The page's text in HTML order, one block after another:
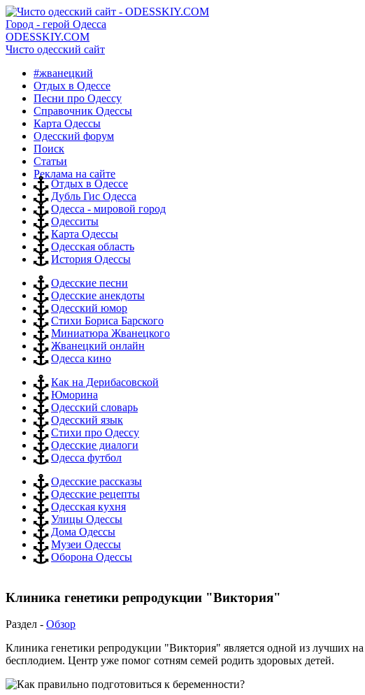
Город - герой Одесса
ODESSKIY.COM
Чисто одесский сайт
#жванецкий
Отдых в Одессе
Песни про Одессу
Справочник Одессы
Карта Одессы
Одесский форум
Поиск
Статьи
Реклама на сайте
Отдых в Одессе
Дубль Гис Одесса
Одесса - мировой город
Одесситы
Карта Одессы
Одесская область
История Одессы
Одесские песни
Одесские анекдоты
Одесский юмор
Стихи Бориса Барского
Миниатюра Жванецкого
Жванецкий онлайн
Одесса кино
Как на Дерибасовской
Юморина
Одесский словарь
Одесский язык
Стихи про Одессу
Одесские диалоги
Одесса футбол
Одесские рассказы
Одесские рецепты
Одесская кухня
Улицы Одессы
Дома Одессы
Музеи Одессы
Оборона Одессы
Клиника генетики репродукции "Виктория"
Раздел - Обзор
Клиника генетики репродукции "Виктория" является одной из лучших
бесплодием. Центр уже помог сотням семей родить здоровых детей.